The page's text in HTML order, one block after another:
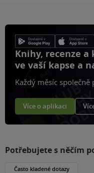
Knihy, recenze a
ve vaší kapse a
Každý měsíc
Více o aplikaci
Potřebujete s něčím
Často kladené dotazy